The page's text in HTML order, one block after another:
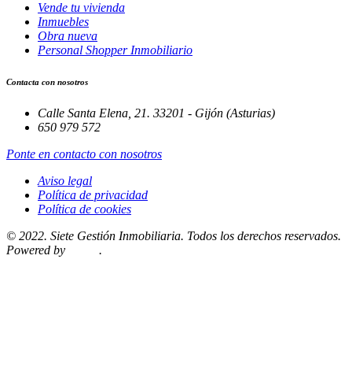
Vende tu vivienda
Inmuebles
Obra nueva
Personal Shopper Inmobiliario
Contacta con nosotros
Calle Santa Elena, 21. 33201 - Gijón (Asturias)
650 979 572
Ponte en contacto con nosotros
Aviso legal
Política de privacidad
Política de cookies
© 2022. Siete Gestión Inmobiliaria. Todos los derechos reservados.
Powered by
.